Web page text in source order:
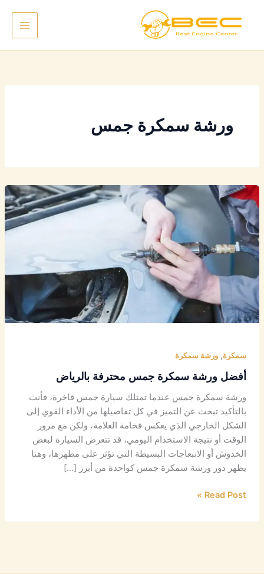
المحتوى
ورشة سمكرة جمس
سمكرة, ورشة سمكرة
أفضل ورشة سمكرة جمس محترفة بالرياض
ورشة سمكرة جمس عندما تمتلك سيارة جمس فاخرة، فأنت
بالتأكيد تبحث عن التميز في كل تفاصيلها من الأداء القوي إلى
الشكل الخارجي الذي يعكس فخامة العلامة، ولكن مع مرور
الوقت أو نتيجة الاستخدام اليومي، قد تتعرض السيارة لبعض
الخدوش أو الانبعاجات البسيطة التي تؤثر على مظهرها، وهنا
يظهر دور ورشة سمكرة جمس كواحدة من أبرز […]
أفضل
ورشة
سمكرة
جمس
محترفة
Read Post »